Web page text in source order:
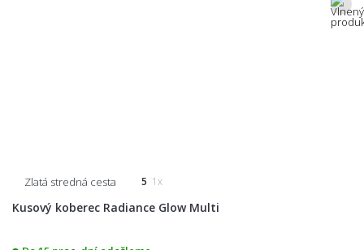
Zlatá stredná cesta 5 1x
Kusový koberec Radiance Glow Multi